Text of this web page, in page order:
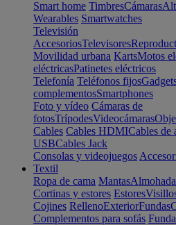
Smart home TimbresCámaras
Wearables Smartwatches
Televisión
AccesoriosTelevisores
Movilidad urbana KartsMotos
eléctricasPatinetes eléctricos
Telefonía Teléfonos fijos
complementosSmartphones
Foto y vídeo Cámaras de
fotosTrípodesVideocámaras
Cables Cables HDMICables de
USBCables Jack
Consolas y videojuegos
Textil
Ropa de cama Mantas
Cortinas y estores Estores
Cojines RellenoExteriorFundas
Complementos para sofás